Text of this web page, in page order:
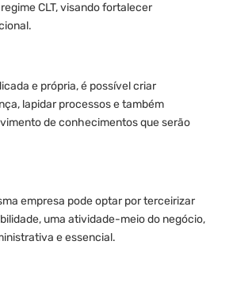
CLT, visando fortalecer
e própria, é possível criar
lapidar processos e também
de conhecimentos que serão
empresa pode optar por terceirizar
uma atividade-meio do negócio,
e essencial.